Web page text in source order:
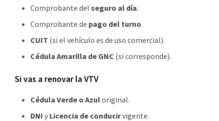
Comprobante del seguro al día.
Comprobante de pago del turno.
CUIT (si el vehículo es de uso comercial).
Cédula Amarilla de GNC (si corresponde).
Si vas a renovar la VTV
Cédula Verde o Azuloriginal.
DNI y Licencia de conducirvigente.